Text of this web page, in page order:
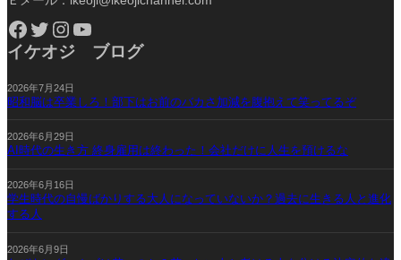
Facebook Twitter Instagram YouTube
イケオジ ブログ
2026年7月24日
昭和脳は卒業しろ！部下はお前のバカさ加減を腹抱えて笑ってるぞ
2026年6月29日
AI時代の生き方 終身雇用は終わった！会社だけに人生を預けるな
2026年6月16日
学生時代の自慢ばかりする大人になっていないか？過去に生きる人と進化
する人
2026年6月9日